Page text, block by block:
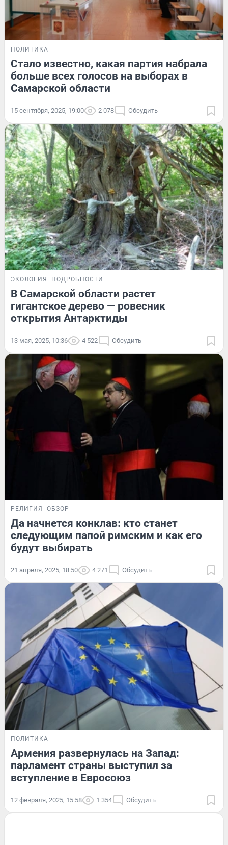
ПОЛИТИКА
Стало известно, какая партия набрала
больше всех голосов на выборах в
Самарской области
15 сентября, 2025, 19:00 2 078 Обсудить
ЭКОЛОГИЯ ПОДРОБНОСТИ
В Самарской области растет
гигантское дерево — ровесник
открытия Антарктиды
13 мая, 2025, 10:36 4 522 Обсудить
РЕЛИГИЯ ОБЗОР
Да начнется конклав: кто станет
следующим папой римским и как его
будут выбирать
21 апреля, 2025, 18:50 4 271 Обсудить
ПОЛИТИКА
Армения развернулась на Запад:
парламент страны выступил за
вступление в Евросоюз
12 февраля, 2025, 15:58 1 354 Обсудить